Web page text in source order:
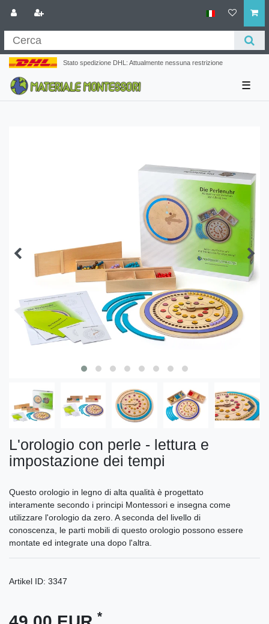
Stato spedizione DHL: Attualmente nessuna restrizione
☰
L'orologio con perle - lettura e
impostazione dei tempi
Questo orologio in legno di alta qualità è progettato
interamente secondo i principi Montessori e insegna come
utilizzare l'orologio da zero. A seconda del livello di
conoscenza, le parti mobili di questo orologio possono essere
montate ed integrate una dopo l'altra.
Artikel ID: 3347
*